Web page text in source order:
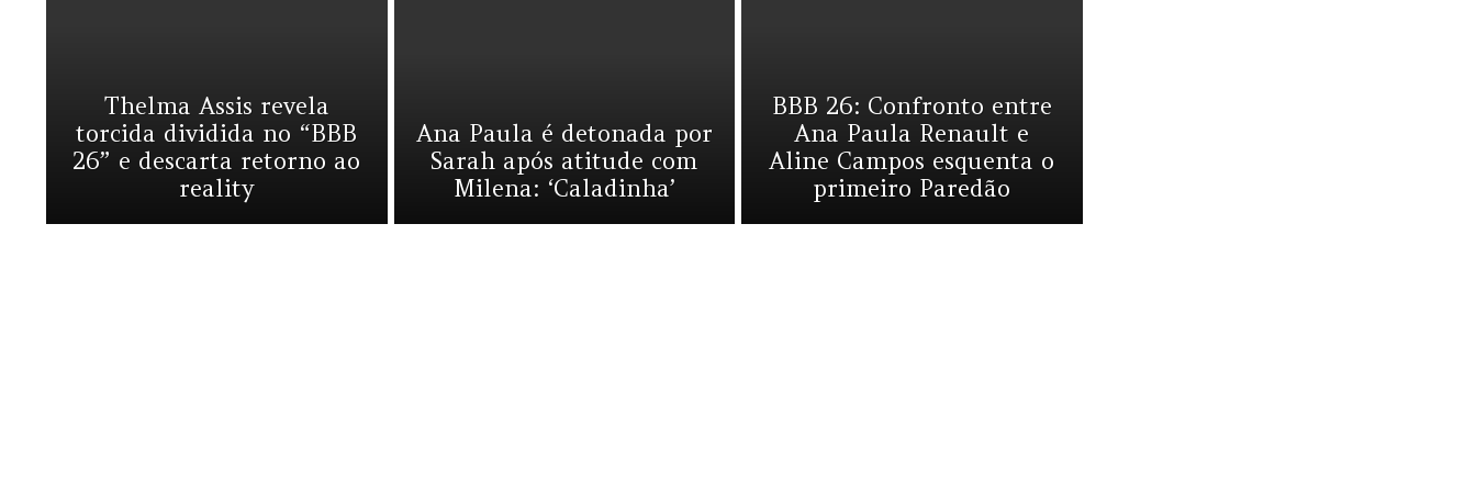
Thelma Assis revela
torcida dividida no “BBB
26” e descarta retorno ao
reality
Ana Paula é detonada por
Sarah após atitude com
Milena: ‘Caladinha’
BBB 26: Confronto entre
Ana Paula Renault e
Aline Campos esquenta o
primeiro Paredão